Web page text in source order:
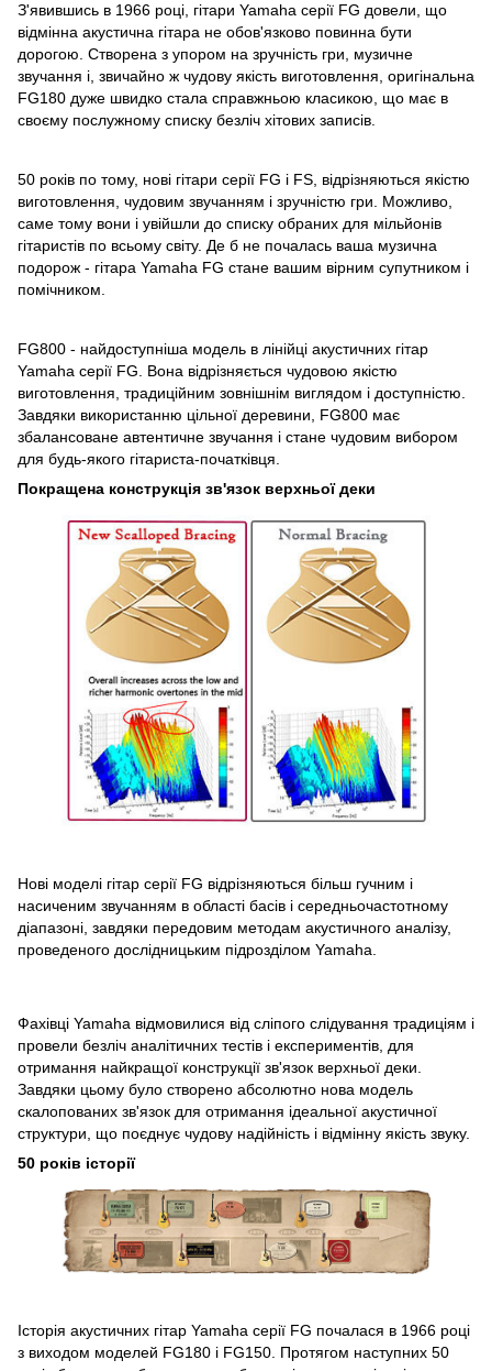
З'явившись в 1966 році, гітари Yamaha серії FG довели, що
відмінна акустична гітара не обов'язково повинна бути
дорогою. Створена з упором на зручність гри, музичне
звучання і, звичайно ж чудову якість виготовлення, оригінальна
FG180 дуже швидко стала справжньою класикою, що має в
своєму послужному списку безліч хітових записів.
50 років по тому, нові гітари серії FG і FS, відрізняються якістю
виготовлення, чудовим звучанням і зручністю гри. Можливо,
саме тому вони і увійшли до списку обраних для мільйонів
гітаристів по всьому світу. Де б не почалась ваша музична
подорож - гітара Yamaha FG стане вашим вірним супутником і
помічником.
FG800 - найдоступніша модель в лінійці акустичних гітар
Yamaha серії FG. Вона відрізняється чудовою якістю
виготовлення, традиційним зовнішнім виглядом і доступністю.
Завдяки використанню цільної деревини, FG800 має
збалансоване автентичне звучання і стане чудовим вибором
для будь-якого гітариста-початківця.
Покращена конструкція зв'язок верхньої деки
Нові моделі гітар серії FG відрізняються більш гучним і
насиченим звучанням в області басів і середньочастотному
діапазоні, завдяки передовим методам акустичного аналізу,
проведеного дослідницьким підрозділом Yamaha.
Фахівці Yamaha відмовилися від сліпого слідування традиціям і
провели безліч аналітичних тестів і експериментів, для
отримання найкращої конструкції зв'язок верхньої деки.
Завдяки цьому було створено абсолютно нова модель
скалопованих зв'язок для отримання ідеальної акустичної
структури, що поєднує чудову надійність і відмінну якість звуку.
50 років історії
Історія акустичних гітар Yamaha серії FG почалася в 1966 році
з виходом моделей FG180 і FG150. Протягом наступних 50